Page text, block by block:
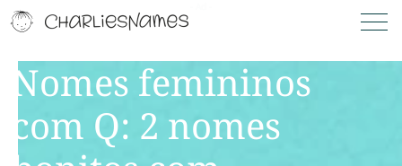
Nomes femininos
com Q: 2 nomes